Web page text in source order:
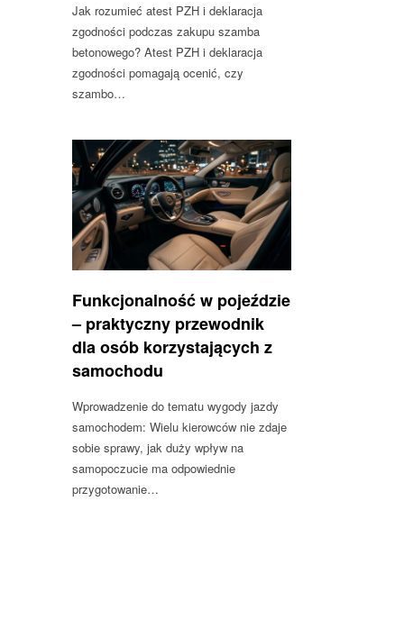
Jak rozumieć atest PZH i deklaracja
zgodności podczas zakupu szamba
betonowego? Atest PZH i deklaracja
zgodności pomagają ocenić, czy
szambo…
Funkcjonalność w pojeździe
– praktyczny przewodnik
dla osób korzystających z
samochodu
Wprowadzenie do tematu wygody jazdy
samochodem: Wielu kierowców nie zdaje
sobie sprawy, jak duży wpływ na
samopoczucie ma odpowiednie
przygotowanie…